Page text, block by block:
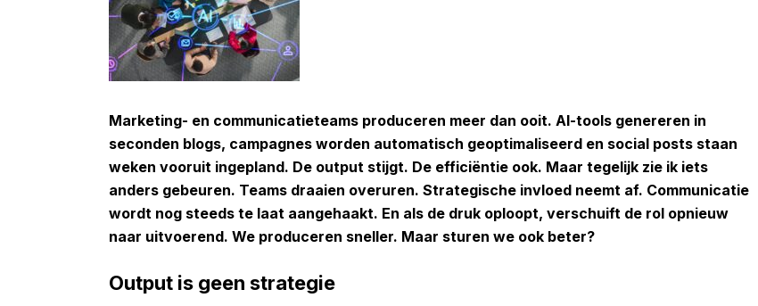
Marketing- en communicatieteams produceren meer dan ooit. AI-tools genereren in
seconden blogs, campagnes worden automatisch geoptimaliseerd en social posts staan
weken vooruit ingepland. De output stijgt. De efficiëntie ook. Maar tegelijk zie ik iets
anders gebeuren. Teams draaien overuren. Strategische invloed neemt af. Communicatie
wordt nog steeds te laat aangehaakt. En als de druk oploopt, verschuift de rol opnieuw
naar uitvoerend. We produceren sneller. Maar sturen we ook beter?
Output is geen strategie